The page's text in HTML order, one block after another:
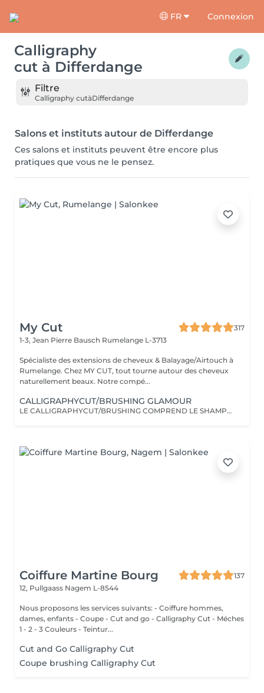
FR Connexion
Calligraphy
cut à Differdange
Filtre
Calligraphy cutàDifferdange
Salons et instituts autour de Differdange
Ces salons et instituts peuvent être encore plus
pratiques que vous ne le pensez.
My Cut
317
1-3, Jean Pierre Bausch Rumelange L-3713
Spécialiste des extensions de cheveux & Balayage/Airtouch à
Rumelange. Chez MY CUT, tout tourne autour des cheveux
naturellement beaux. Notre compé...
CALLIGRAPHYCUT/BRUSHING GLAMOUR
LE CALLIGRAPHYCUT/BRUSHING COMPREND LE SHAMPOOING, LE SOIN, LA COUPE LES PRODUITS DE STYLING ET LE BRUSHING WAVY
Coiffure Martine Bourg
137
12, Pullgaass Nagem L-8544
Nous proposons les services suivants: - Coiffure hommes,
dames, enfants - Coupe - Cut and go - Calligraphy Cut - Méches
1 - 2 - 3 Couleurs - Teintur...
Cut and Go Calligraphy Cut
Coupe brushing Calligraphy Cut